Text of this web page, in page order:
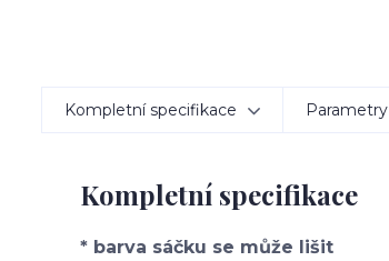
Kompletní specifikace Parametry
Kompletní specifikace
* barva sáčku se může lišit